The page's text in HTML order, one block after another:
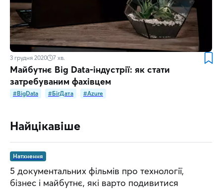
3 грудня 2020 7 хв.
Майбутнє Big Data-індустрії: як стати
затребуваним фахівцем
#BigData #БігДата #Azure
Найцікавіше
Натхнення
5 документальних фільмів про технології,
бізнес і майбутнє, які варто подивитися